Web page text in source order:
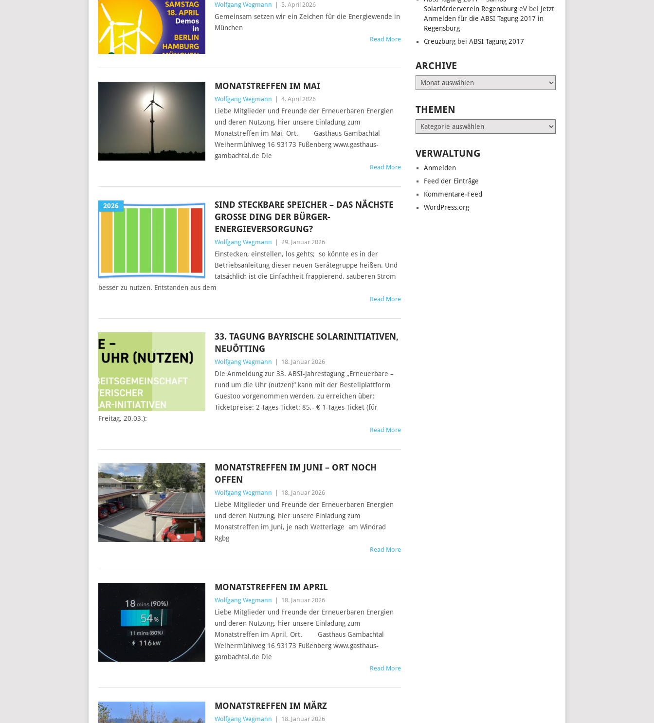
Wolfgang Wegmann | 5. April 2026
Gemeinsam setzen wir ein Zeichen für die Energiewende in
München
Read More
MONATSTREFFEN IM MAI
Wolfgang Wegmann | 4. April 2026
Liebe Mitglieder und Freunde der Erneuerbaren Energien
und deren Nutzung, hier unsere Einladung zum
Monatstreffen im Mai, Ort. Gasthaus Gambachtal
Weihermühlweg 16 93173 Fußenberg www.gasthaus-
gambachtal.de Die
Read More
2026
SIND STECKBARE SPEICHER – DAS NÄCHSTE
GROSSE DING DER BÜRGER-E
NERGIEVERSORGUNG?
Wolfgang Wegmann | 29. Januar 2026
Einstecken, einstellen, los gehts; so könnte es in der
Betriebsanleitung dieser neuen Gerätegruppe heißen. Und
tatsächlich ist die Einfachheit frappierend, sauberen Strom
besser zu nutzen. Entstanden aus dem
Read More
33. TAGUNG BAYRISCHE SOLARINITIATIVEN,
NEUÖTTING
Wolfgang Wegmann | 18. Januar 2026
Die Anmeldung zur 33. ABSI-Jahrestagung „Erneuerbare –
rund um die Uhr (nutzen)“ kann mit der Bestellplattform
Guestoo vorgenommen werden, zu erreichen über:
Ticketpreise: 2-Tages-Ticket: 85,- € 1-Tages-Ticket (für
Freitag, 20.03.):
Read More
MONATSTREFFEN IM JUNI – ORT NOCH
OFFEN
Wolfgang Wegmann | 18. Januar 2026
Liebe Mitglieder und Freunde der Erneuerbaren Energien
und deren Nutzung, hier unsere Einladung zum
Monatstreffen im Juni, je nach Wetterlage am Windrad
Rgbg
Read More
MONATSTREFFEN IM APRIL
Wolfgang Wegmann | 18. Januar 2026
Liebe Mitglieder und Freunde der Erneuerbaren Energien
und deren Nutzung, hier unsere Einladung zum
Monatstreffen im April, Ort. Gasthaus Gambachtal
Weihermühlweg 16 93173 Fußenberg www.gasthaus-
gambachtal.de Die
Read More
MONATSTREFFEN IM MÄRZ
Wolfgang Wegmann | 18. Januar 2026
Solarförderverein Regensburg eV bei Jetzt
Anmelden für die ABSI Tagung 2017 in
Regensburg
Creuzburg beiABSI Tagung 2017
ARCHIVE
Archive
THEMEN
Themen
VERWALTUNG
Anmelden
Feed der Einträge
Kommentare-Feed
WordPress.org